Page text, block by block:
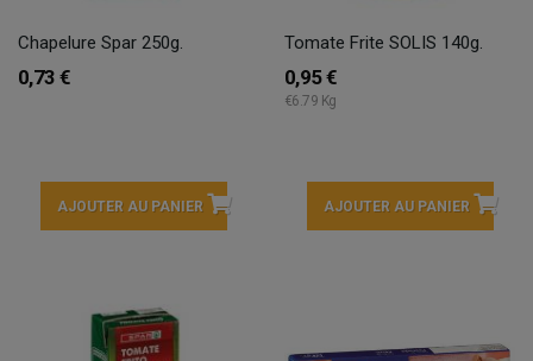
Chapelure Spar 250g.
0,73 €
AJOUTER AU PANIER
Tomate Frite SOLIS 140g.
0,95 €
€6.79 Kg
AJOUTER AU PANIER